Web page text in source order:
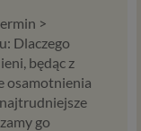
>
Dlaczego
będąc z
osamotnienia
go
lub w
w „Ustawienia
W
Twoje